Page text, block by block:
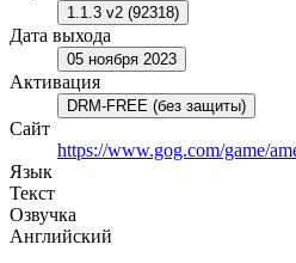
1.1.3 v2 (92318)
Дата выхода
05 ноября 2023
Активация
DRM-FREE (без защиты)
Сайт
https://www.gog.com/game/
Язык
Текст
Озвучка
Английский